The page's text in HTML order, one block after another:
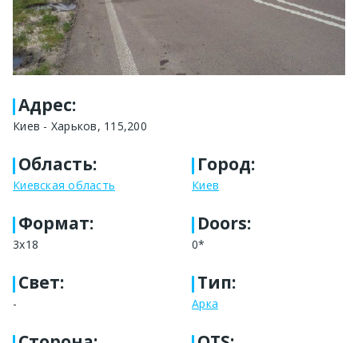
Адрес:
Киев - Харьков, 115,200
Область:
Киевская область
Город:
Киев
Формат:
3x18
Doors:
0*
Свет:
-
Тип:
Арка